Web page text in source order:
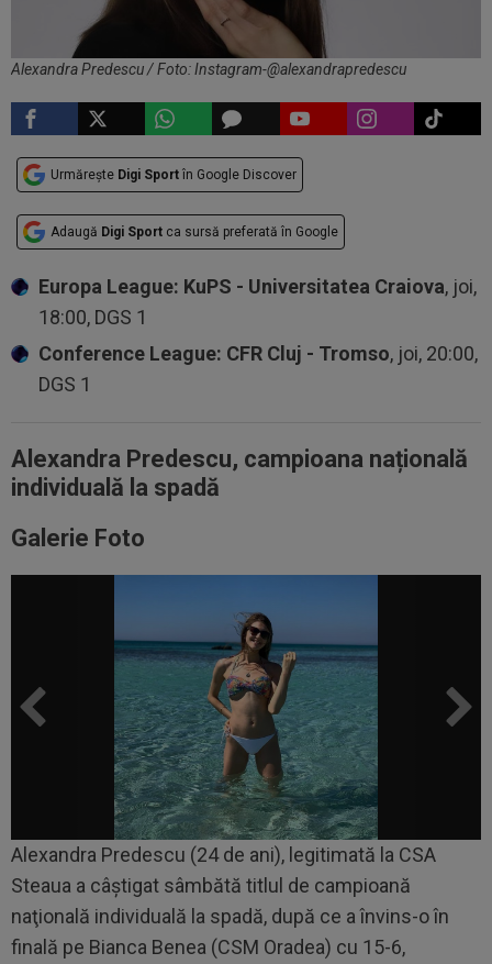
Alexandra Predescu / Foto: Instagram-@alexandrapredescu
Urmărește Digi Sport în Google Discover
Adaugă Digi Sport ca sursă preferată în Google
Europa League: KuPS - Universitatea Craiova, joi,
18:00, DGS 1
Conference League: CFR Cluj - Tromso, joi, 20:00,
DGS 1
Alexandra Predescu, campioana națională
individuală la spadă
Galerie Foto
Alexandra Predescu (24 de ani), legitimată la CSA
Steaua a câștigat sâmbătă titlul de campioană
naţională individuală la spadă, după ce a învins-o în
finală pe Bianca Benea (CSM Oradea) cu 15-6,